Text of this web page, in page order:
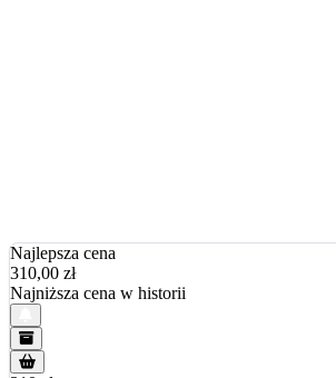
Najlepsza cena
310,00 zł
Najniższa cena w historii